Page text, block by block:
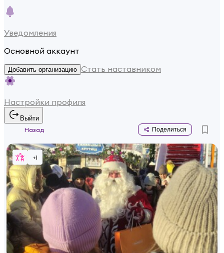
Уведомления
Основной аккаунт
Добавить организацию Стать наставником
Настройки профиля
Выйти
Назад
Поделиться
+1